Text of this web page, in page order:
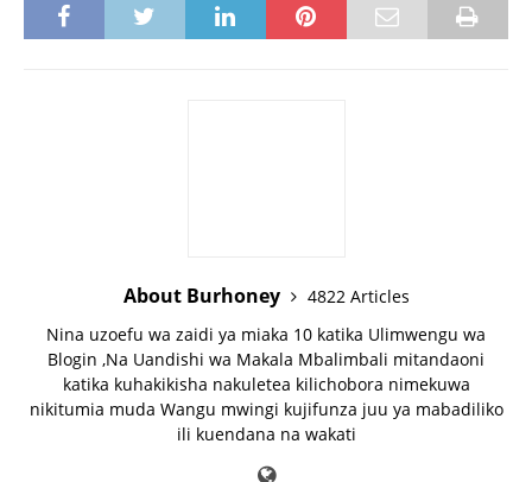
About Burhoney
4822 Articles
Nina uzoefu wa zaidi ya miaka 10 katika Ulimwengu wa
Blogin ,Na Uandishi wa Makala Mbalimbali mitandaoni
katika kuhakikisha nakuletea kilichobora nimekuwa
nikitumia muda Wangu mwingi kujifunza juu ya mabadiliko
ili kuendana na wakati